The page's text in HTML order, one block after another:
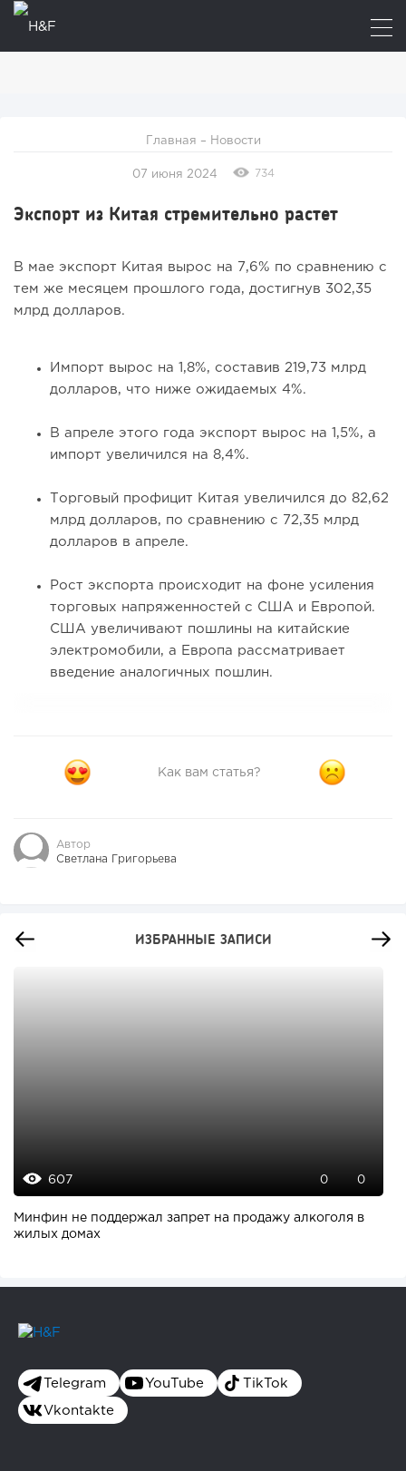
Главная – Новости
07 июня 2024 734
Экспорт из Китая стремительно растет
В мае экспорт Китая вырос на 7,6% по сравнению с
тем же месяцем прошлого года, достигнув 302,35
млрд долларов.
Импорт вырос на 1,8%, составив 219,73 млрд
долларов, что ниже ожидаемых 4%.
В апреле этого года экспорт вырос на 1,5%, а
импорт увеличился на 8,4%.
Торговый профицит Китая увеличился до 82,62
млрд долларов, по сравнению с 72,35 млрд
долларов в апреле.
Рост экспорта происходит на фоне усиления
торговых напряженностей с США и Европой.
США увеличивают пошлины на китайские
электромобили, а Европа рассматривает
введение аналогичных пошлин.
Как вам статья?
Автор
Светлана Григорьева
ИЗБРАННЫЕ ЗАПИСИ
607 0 0
Минфин не поддержал запрет на продажу алкоголя в
жилых домах
Telegram YouTube TikTok
Vkontakte